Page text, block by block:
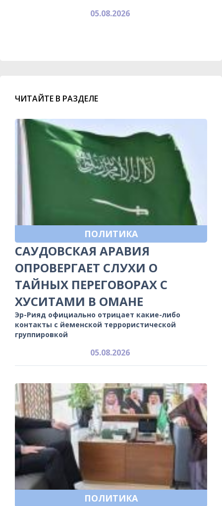
05.08.2026
ЧИТАЙТЕ В РАЗДЕЛЕ
ПОЛИТИКА
САУДОВСКАЯ АРАВИЯ
ОПРОВЕРГАЕТ СЛУХИ О
ТАЙНЫХ ПЕРЕГОВОРАХ С
ХУСИТАМИ В ОМАНЕ
Эр-Рияд официально отрицает какие-либо
контакты с йеменской террористической
группировкой
05.08.2026
ПОЛИТИКА